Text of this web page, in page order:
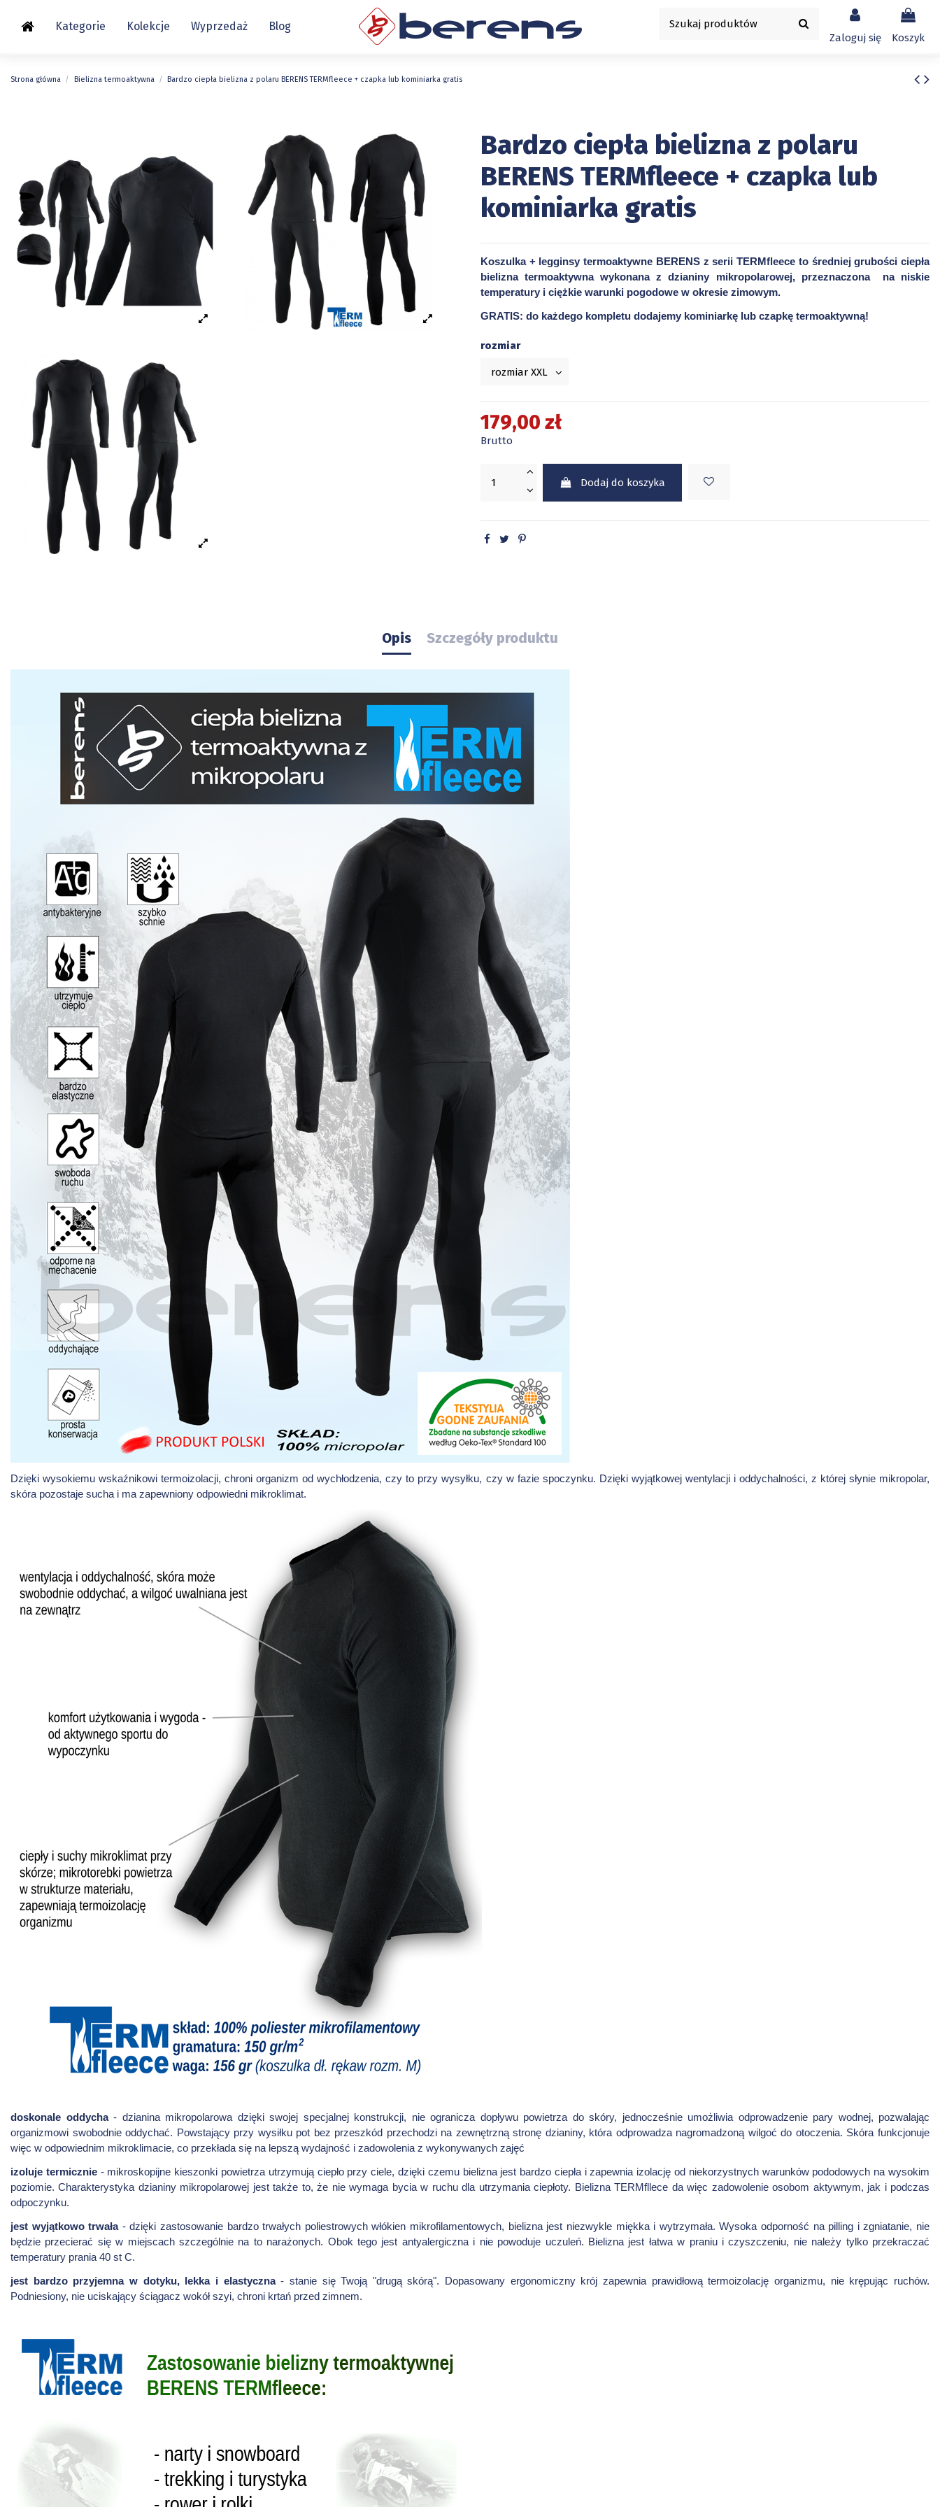
Kategorie Kolekcje Wyprzedaż Blog
Zaloguj się Koszyk
Strona główna Bielizna termoaktywna Bardzo ciepła bielizna z polaru BERENS TERMfleece + czapka lub kominiarka gratis
Bardzo ciepła bielizna z polaru
BERENS TERMfleece + czapka lub
kominiarka gratis
Koszulka + legginsy termoaktywne BERENS z serii TERMfleece to średniej grubości ciepła
bielizna termoaktywna wykonana z dzianiny mikropolarowej, przeznaczona na niskie
temperatury i ciężkie warunki pogodowe w okresie zimowym.
GRATIS: do każdego kompletu dodajemy kominiarkę lub czapkę termoaktywną!
rozmiar
179,00 zł
Brutto
Dodaj do koszyka
Opis Szczegóły produktu
Dzięki wysokiemu wskaźnikowi termoizolacji, chroni organizm od wychłodzenia, czy to przy wysyłku, czy w fazie spoczynku. Dzięki wyjątkowej wentylacji i oddychalności, z której słynie mikropolar,
skóra pozostaje sucha i ma zapewniony odpowiedni mikroklimat.
doskonale oddycha- dzianina mikropolarowa dzięki swojej specjalnej konstrukcji, nie ogranicza dopływu powietrza do skóry, jednocześnie umożliwia odprowadzenie pary wodnej, pozwalając
organizmowi swobodnie oddychać. Powstający przy wysiłku pot bez przeszkód przechodzi na zewnętrzną stronę dzianiny, która odprowadza nagromadzoną wilgoć do otoczenia. Skóra funkcjonuje
więc w odpowiednim mikroklimacie, co przekłada się na lepszą wydajność i zadowolenia z wykonywanych zajęć
izoluje termicznie- mikroskopijne kieszonki powietrza utrzymują ciepło przy ciele, dzięki czemu bielizna jest bardzo ciepła i zapewnia izolację od niekorzystnych warunków pododowych na wysokim
poziomie. Charakterystyka dzianiny mikropolarowej jest także to, że nie wymaga bycia w ruchu dla utrzymania ciepłoty. Bielizna TERMfllece da więc zadowolenie osobom aktywnym, jak i podczas
odpoczynku.
jest wyjątkowo trwała- dzięki zastosowanie bardzo trwałych poliestrowych włókien mikrofilamentowych, bielizna jest niezwykle miękka i wytrzymała. Wysoka odporność na pilling i zgniatanie, nie
będzie przecierać się w miejscach szczególnie na to narażonych. Obok tego jest antyalergiczna i nie powoduje uczuleń. Bielizna jest łatwa w praniu i czyszczeniu, nie należy tylko przekraczać
temperatury prania 40 st C.
jest bardzo przyjemna w dotyku, lekka i elastyczna- stanie się Twoją "drugą skórą". Dopasowany ergonomiczny krój zapewnia prawidłową termoizolację organizmu, nie krępując ruchów.
Podniesiony, nie uciskający ściągacz wokół szyi, chroni krtań przed zimnem.